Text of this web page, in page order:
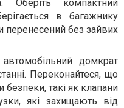
Оберіть компактний
в багажнику
перенесений без зайвих
домкрат
Переконайтеся, що
безпеки, такі як клапани
які захищають від